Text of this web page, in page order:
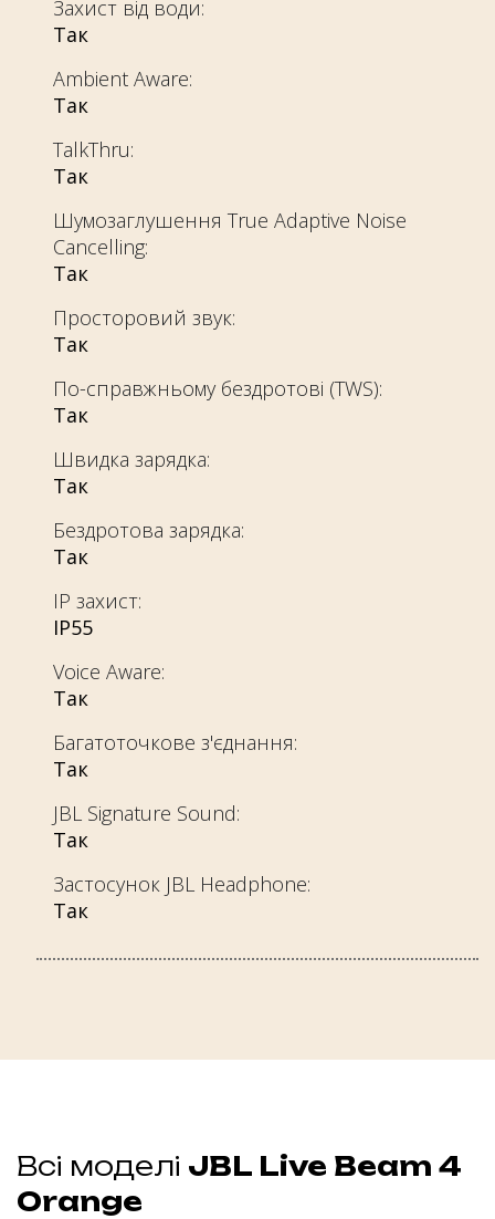
Захист від води:
Так
Ambient Aware:
Так
TalkThru:
Так
Шумозаглушення True Adaptive Noise
Cancelling:
Так
Просторовий звук:
Так
По-справжньому бездротові (TWS):
Так
Швидка зарядка:
Так
Бездротова зарядка:
Так
IP захист:
IP55
Voice Aware:
Так
Багатоточкове з'єднання:
Так
JBL Signature Sound:
Так
Застосунок JBL Headphone:
Так
Всі моделі JBL Live Beam 4
Orange